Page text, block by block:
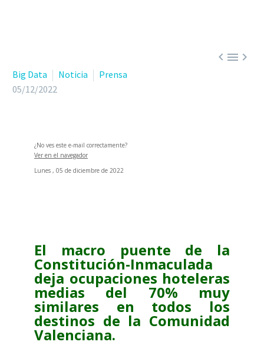

Big Data Noticia
Prensa
05/12/2022
¿No ves este e-mail correctamente?
Ver en el navegador
Lunes , 05 de diciembre de 2022
El macro puente de la
Constitución-Inmaculada
deja ocupaciones hoteleras
medias del 70% muy
similares en todos los
destinos de la Comunidad
Valenciana.